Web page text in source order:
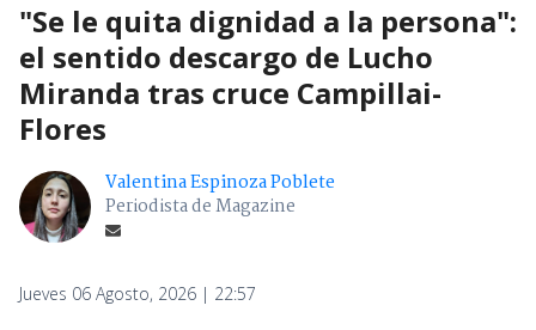
"Se le quita dignidad a la persona":
el sentido descargo de Lucho
Miranda tras cruce Campillai-
Flores
Valentina Espinoza Poblete
Periodista de Magazine
Jueves 06 Agosto, 2026 | 22:57